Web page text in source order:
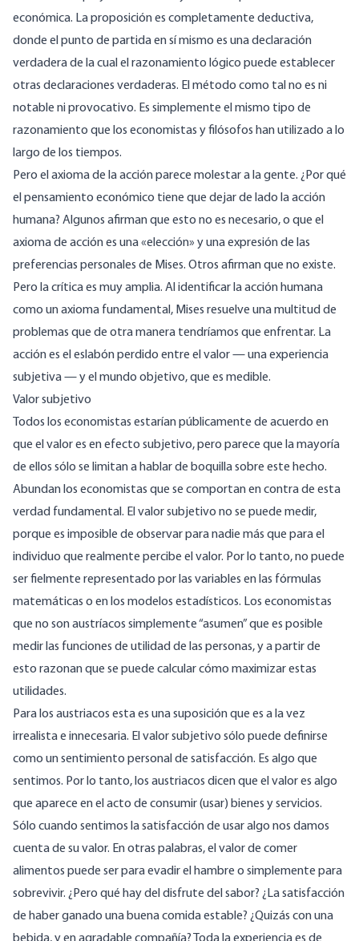
económica. La proposición es completamente deductiva,
donde el punto de partida en sí mismo es una declaración
verdadera de la cual el razonamiento lógico puede establecer
otras declaraciones verdaderas. El método como tal no es ni
notable ni provocativo. Es simplemente el mismo tipo de
razonamiento que los economistas y filósofos han utilizado a lo
largo de los tiempos.
Pero el axioma de la acción parece molestar a la gente. ¿Por qué
el pensamiento económico tiene que dejar de lado la acción
humana? Algunos afirman que esto no es necesario, o que el
axioma de acción es una «elección» y una expresión de las
preferencias personales de Mises. Otros afirman que no existe.
Pero la crítica es muy amplia. Al identificar la acción humana
como un axioma fundamental, Mises resuelve una multitud de
problemas que de otra manera tendríamos que enfrentar. La
acción es el eslabón perdido entre el valor — una experiencia
subjetiva — y el mundo objetivo, que es medible.
Valor subjetivo
Todos los economistas estarían públicamente de acuerdo en
que el valor es en efecto subjetivo, pero parece que la mayoría
de ellos sólo se limitan a hablar de boquilla sobre este hecho.
Abundan los economistas que se comportan en contra de esta
verdad fundamental. El valor subjetivo no se puede medir,
porque es imposible de observar para nadie más que para el
individuo que realmente percibe el valor. Por lo tanto, no puede
ser fielmente representado por las variables en las fórmulas
matemáticas o en los modelos estadísticos. Los economistas
que no son austríacos simplemente “asumen” que es posible
medir las funciones de utilidad de las personas, y a partir de
esto razonan que se puede calcular cómo maximizar estas
utilidades.
Para los austriacos esta es una suposición que es a la vez
irrealista e innecesaria. El valor subjetivo sólo puede definirse
como un sentimiento personal de satisfacción. Es algo que
sentimos. Por lo tanto, los austriacos dicen que el valor es algo
que aparece en el acto de consumir (usar) bienes y servicios.
Sólo cuando sentimos la satisfacción de usar algo nos damos
cuenta de su valor. En otras palabras, el valor de comer
alimentos puede ser para evadir el hambre o simplemente para
sobrevivir. ¿Pero qué hay del disfrute del sabor? ¿La satisfacción
de haber ganado una buena comida estable? ¿Quizás con una